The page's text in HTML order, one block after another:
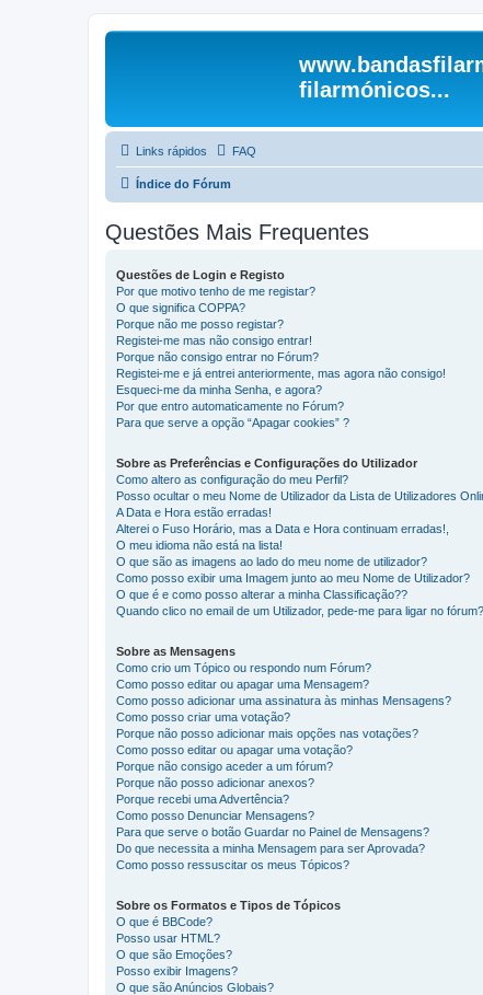
filarmónicos...
Links rápidos FAQ
Índice do Fórum
Questões Mais Frequentes
Questões de Login e Registo
Por que motivo tenho de me registar?
O que significa COPPA?
Porque não me posso registar?
Registei-me mas não consigo entrar!
Porque não consigo entrar no Fórum?
Registei-me e já entrei anteriormente, mas agora não consigo!
Esqueci-me da minha Senha, e agora?
Por que entro automaticamente no Fórum?
Para que serve a opção “Apagar cookies” ?
Sobre as Preferências e Configurações do Utilizador
Como altero as configuração do meu Perfil?
Posso ocultar o meu Nome de Utilizador da Lista de Utilizadores
A Data e Hora estão erradas!
Alterei o Fuso Horário, mas a Data e Hora continuam erradas!,
O meu idioma não está na lista!
O que são as imagens ao lado do meu nome de utilizador?
Como posso exibir uma Imagem junto ao meu Nome de Utilizador?
O que é e como posso alterar a minha Classificação??
Quando clico no email de um Utilizador, pede-me para ligar no
Sobre as Mensagens
Como crio um Tópico ou respondo num Fórum?
Como posso editar ou apagar uma Mensagem?
Como posso adicionar uma assinatura às minhas Mensagens?
Como posso criar uma votação?
Porque não posso adicionar mais opções nas votações?
Como posso editar ou apagar uma votação?
Porque não consigo aceder a um fórum?
Porque não posso adicionar anexos?
Porque recebi uma Advertência?
Como posso Denunciar Mensagens?
Para que serve o botão Guardar no Painel de Mensagens?
Do que necessita a minha Mensagem para ser Aprovada?
Como posso ressuscitar os meus Tópicos?
Sobre os Formatos e Tipos de Tópicos
O que é BBCode?
Posso usar HTML?
O que são Emoções?
Posso exibir Imagens?
O que são Anúncios Globais?